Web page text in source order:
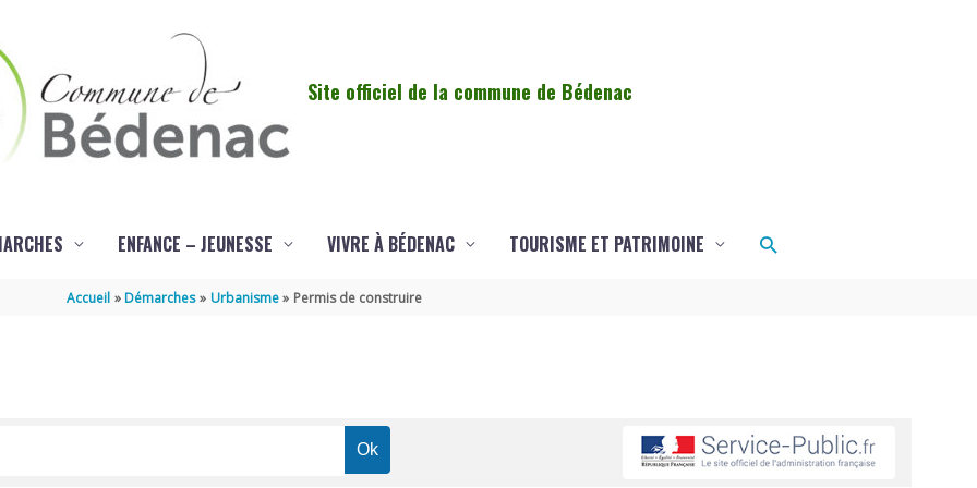
Site officiel de la commune de Bédenac
ENFANCE – JEUNESSE VIVRE À BÉDENAC TOURISME ET PATRIMOINE Rechercher
Accueil Démarches Urbanisme Permis de construire